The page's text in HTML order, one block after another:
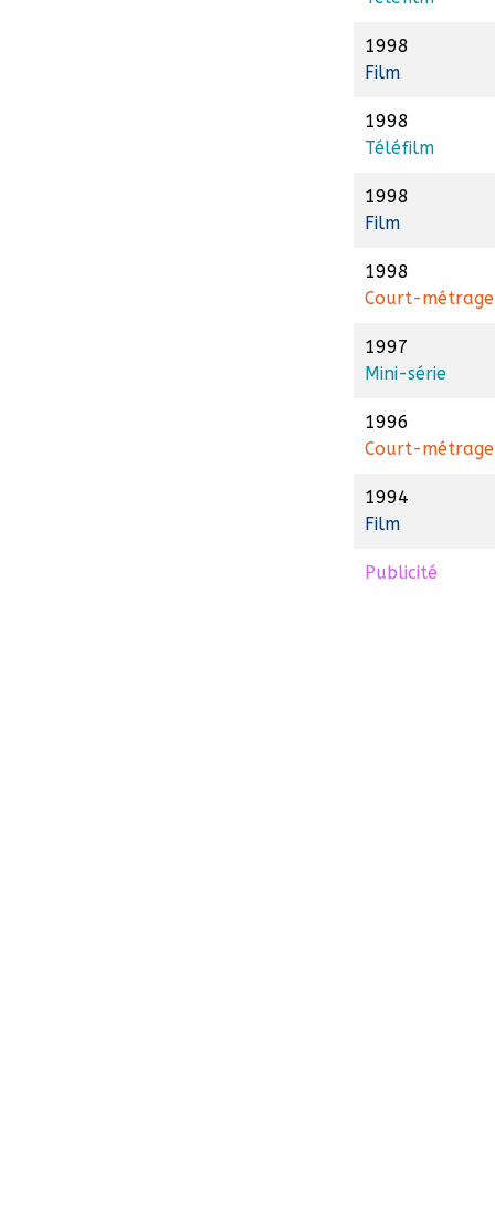
1998
Film
1998
Téléfilm
1998
Film
1998
Court-métrage
1997
Mini-série
1996
Court-métrage
1994
Film
Publicité